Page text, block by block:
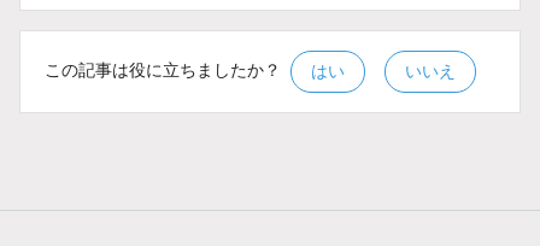
この記事は役に立ちましたか？ はい いいえ